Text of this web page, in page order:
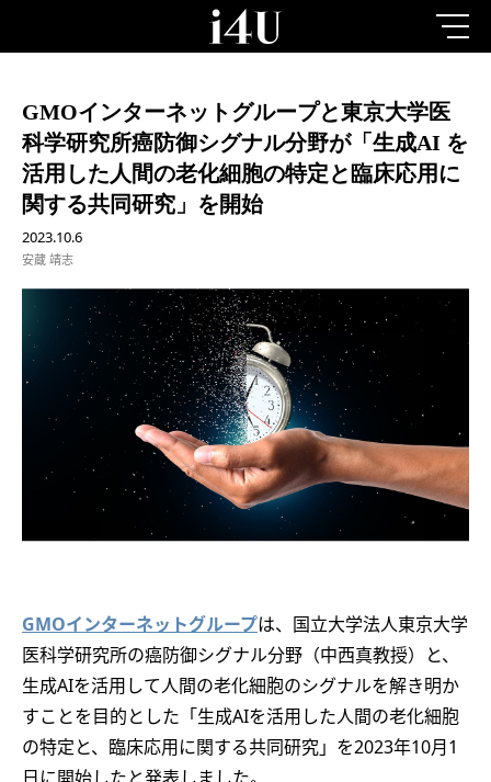
GMOインターネットグループと東京大学医
科学研究所癌防御シグナル分野が「生成AI を
活用した人間の老化細胞の特定と臨床応用に
関する共同研究」を開始
2023.10.6
安蔵 靖志
GMOインターネットグループは、国立大学法人東京大学
医科学研究所の癌防御シグナル分野（中西真教授）と、
生成AIを活用して人間の老化細胞のシグナルを解き明か
すことを目的とした「生成AIを活用した人間の老化細胞
の特定と、臨床応用に関する共同研究」を2023年10月1
日に開始したと発表しました。